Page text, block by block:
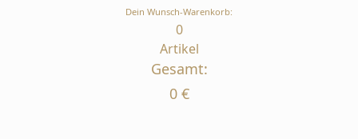
Dein Wunsch-Warenkorb:
0
Artikel
Gesamt:
0 €